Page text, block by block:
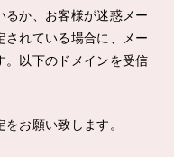
か、お客様が迷惑メー
れている場合に、メー
以下のドメインを受信
お願い致します。